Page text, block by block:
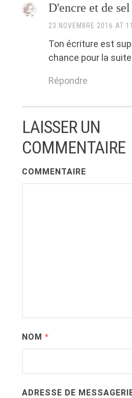
D'encre et de sel
23 NOVEMBRE 2016 AT
Ton écriture est
chance pour la
Répondre
LAISSER UN
COMMENTAIRE
COMMENTAIRE
NOM *
ADRESSE DE